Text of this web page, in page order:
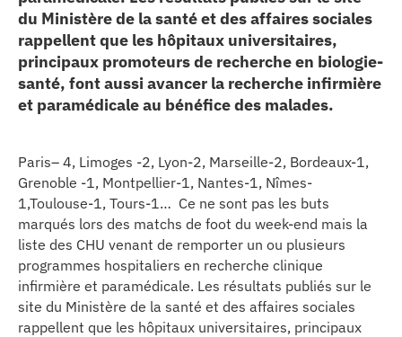
& patrimoine
écologique
CONNECTÉ
du Ministère de la santé et des affaires sociales
rappellent que les hôpitaux universitaires,
principaux promoteurs de recherche en biologie-
santé, font aussi avancer la recherche infirmière
et paramédicale au bénéfice des malades.
Paris– 4, Limoges -2, Lyon-2, Marseille-2, Bordeaux-1,
Grenoble -1, Montpellier-1, Nantes-1, Nîmes-
1,Toulouse-1, Tours-1… Ce ne sont pas les buts
marqués lors des matchs de foot du week-end mais la
liste des CHU venant de remporter un ou plusieurs
programmes hospitaliers en recherche clinique
infirmière et paramédicale. Les résultats publiés sur le
site du Ministère de la santé et des affaires sociales
rappellent que les hôpitaux universitaires, principaux